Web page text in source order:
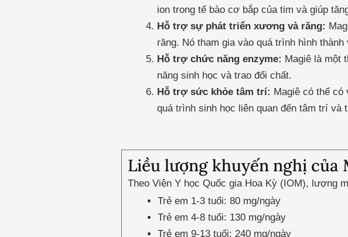
ion trong tế bào cơ bắp của tim và giúp
Hỗ trợ sự phát triển xương và răng:
răng. Nó tham gia vào quá trình hình
Hỗ trợ chức năng enzyme: Magiê là một
năng sinh học và trao đổi chất.
Hỗ trợ sức khỏe tâm trí: Magiê có thể
quá trình sinh học liên quan đến tâm trí và
Liều lượng khuyến nghị của
Theo Viện Y học Quốc gia Hoa Kỳ (IOM), lượng
Trẻ em 1-3 tuổi: 80 mg/ngày
Trẻ em 4-8 tuổi: 130 mg/ngày
Trẻ em 9-13 tuổi: 240 mg/ngày